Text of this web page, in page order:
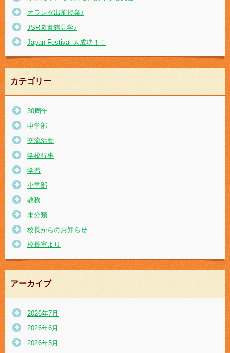
オランダ出前授業♪
JSR図書館見学♪
Japan Festival 大成功！！
カテゴリー
30周年
中学部
交流活動
学校行事
学習
小学部
教務
未分類
校長からのお知らせ
校長室より
アーカイブ
2026年7月
2026年6月
2026年5月